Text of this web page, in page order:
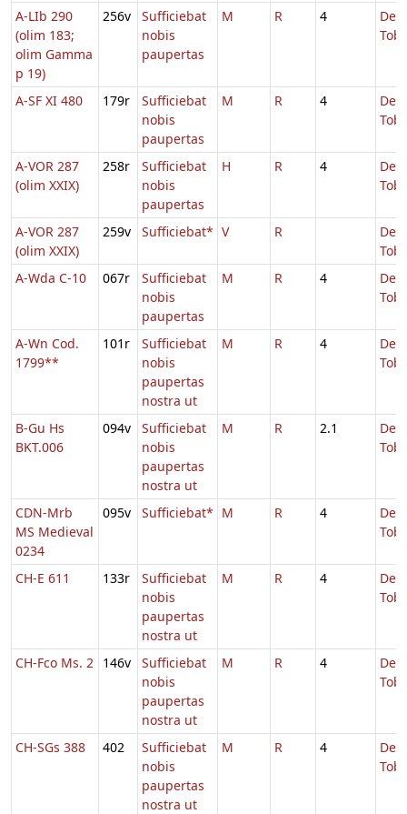
A-LIb 290
(olim 183;
olim Gamma
p 19)
256v
Sufficiebat
nobis
paupertas
M R 4
De
A-SF XI 480 179r
Sufficiebat
nobis
paupertas
M R 4
De
A-VOR 287
(olim XXIX)
258r
Sufficiebat
nobis
paupertas
H R 4
De
A-VOR 287
(olim XXIX)
259v Sufficiebat* V R
De
A-Wda C-10
067r
Sufficiebat
nobis
paupertas
M R 4
De
A-Wn Cod.
1799**
101r
Sufficiebat
nobis
paupertas
nostra ut
M R 4
De
B-Gu Hs
BKT.006
094v
Sufficiebat
nobis
paupertas
nostra ut
M R 2.1
De
CDN-Mrb
MS Medieval
0234
095v Sufficiebat* M R 4
De
CH-E 611 133r
Sufficiebat
nobis
paupertas
nostra ut
M R 4
De
CH-Fco Ms. 2 146v
Sufficiebat
nobis
paupertas
nostra ut
M R 4
De
CH-SGs 388 402
Sufficiebat
nobis
paupertas
nostra ut
M R 4
De